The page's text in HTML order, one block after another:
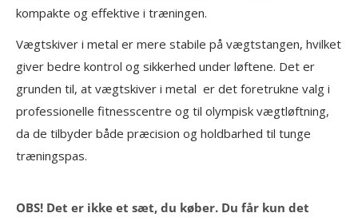
kompakte og effektive i træningen.
Vægtskiver i metal er mere stabile på vægtstangen, hvilket
giver bedre kontrol og sikkerhed under løftene. Det er
grunden til, at vægtskiver i metal er det foretrukne valg i
professionelle fitnesscentre og til olympisk vægtløftning,
da de tilbyder både præcision og holdbarhed til tunge
træningspas.
OBS! Det er ikke et sæt, du køber. Du får kun det